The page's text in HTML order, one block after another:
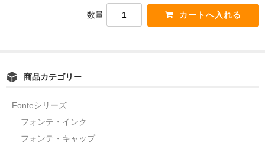
数量
商品カテゴリー
Fonteシリーズ
フォンテ・インク
フォンテ・キャップ